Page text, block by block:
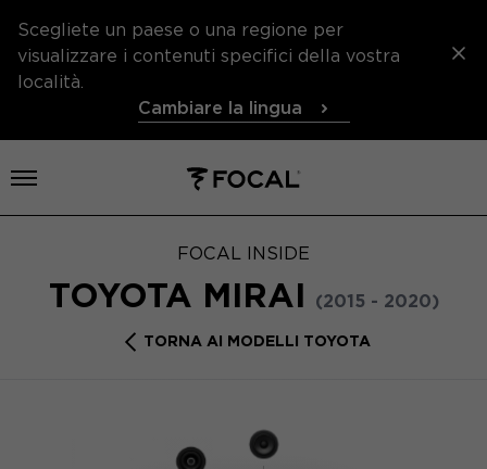
Scegliete un paese o una regione per
visualizzare i contenuti specifici della vostra
località.
Cambiare la lingua
Aprire il menu
FOCAL INSIDE
TOYOTA MIRAI (2015 - 2020)
TORNA AI MODELLI TOYOTA